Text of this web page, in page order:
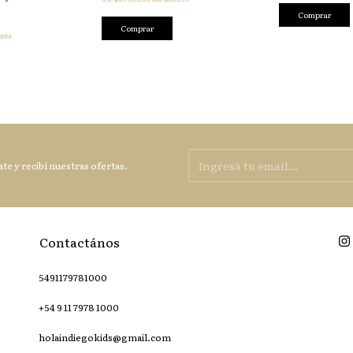
y recibí nuestras ofertas.
Contactános
5491179781000
+54 9 11 7978 1000
holaindiegokids@gmail.com